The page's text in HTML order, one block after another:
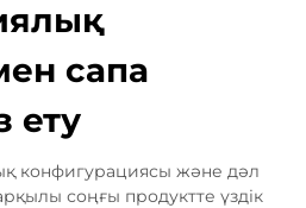
сапа
ету
конфигурациясы және дәл
соңғы продуктте үздік